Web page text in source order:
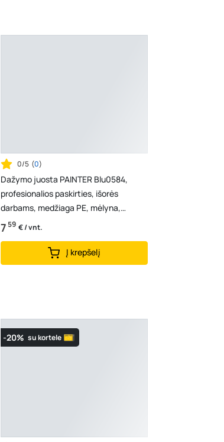
0/5 (0)
Dažymo juosta PAINTER Blu0584,
profesionalios paskirties, išorės
darbams, medžiaga PE, mėlyna,
48mmx50m
759 € / vnt.
Į krepšelį
-20% su kortele